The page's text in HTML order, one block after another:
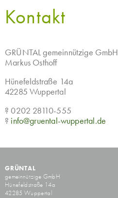
Kontakt
GRÜNTAL gemeinnützige GmbH
Markus Osthoff
Hünefeldstraße 14a
42285 Wuppertal
? 0202 28110-555
? info@gruental-wuppertal.de
GRÜNTAL
gemeinnützige GmbH
Hünefeldstraße 14a
42285 Wuppertal